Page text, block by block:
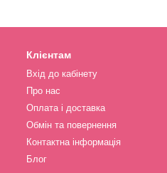
Клієнтам
Вхід до кабінету
Про нас
Оплата і доставка
Обмін та повернення
Контактна інформація
Блог